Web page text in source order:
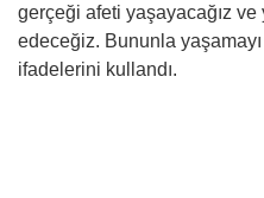
gerçeği afeti yaşayacağız
edeceğiz. Bununla
ifadelerini kullandı.